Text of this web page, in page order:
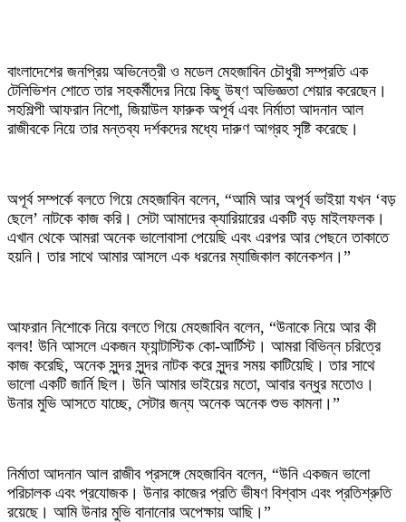
বাংলাদেশের জনপ্রিয় অভিনেত্রী ও মডেল মেহজাবিন চৌধুরী সম্প্রতি এক
টেলিভিশন শোতে তার সহকর্মীদের নিয়ে কিছু উষ্ণ অভিজ্ঞতা শেয়ার করেছেন।
সহশিল্পী আফরান নিশো, জিয়াউল ফারুক অপূর্ব এবং নির্মাতা আদনান আল
রাজীবকে নিয়ে তার মন্তব্য দর্শকদের মধ্যে দারুণ আগ্রহ সৃষ্টি করেছে।
অপূর্ব সম্পর্কে বলতে গিয়ে মেহজাবিন বলেন, “আমি আর অপূর্ব ভাইয়া যখন ‘বড়
ছেলে’ নাটকে কাজ করি। সেটা আমাদের ক্যারিয়ারের একটি বড় মাইলফলক।
এখান থেকে আমরা অনেক ভালোবাসা পেয়েছি এবং এরপর আর পেছনে তাকাতে
হয়নি। তার সাথে আমার আসলে এক ধরনের ম্যাজিকাল কানেকশন।”
আফরান নিশোকে নিয়ে বলতে গিয়ে মেহজাবিন বলেন, “উনাকে নিয়ে আর কী
বলব! উনি আসলে একজন ফ্যান্টাস্টিক কো-আর্টিস্ট। আমরা বিভিন্ন চরিত্রে
কাজ করেছি, অনেক সুন্দর সুন্দর নাটক করে সুন্দর সময় কাটিয়েছি। তার সাথে
ভালো একটি জার্নি ছিল। উনি আমার ভাইয়ের মতো, আবার বন্ধুর মতোও।
উনার মুভি আসতে যাচ্ছে, সেটার জন্য অনেক অনেক শুভ কামনা।”
নির্মাতা আদনান আল রাজীব প্রসঙ্গে মেহজাবিন বলেন, “উনি একজন ভালো
পরিচালক এবং প্রযোজক। উনার কাজের প্রতি ভীষণ বিশ্বাস এবং প্রতিশ্রুতি
রয়েছে। আমি উনার মুভি বানানোর অপেক্ষায় আছি।”